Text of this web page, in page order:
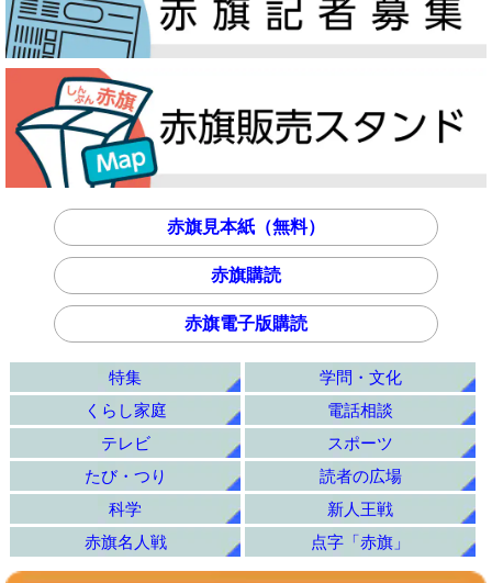
赤旗見本紙（無料）
赤旗購読
赤旗電子版購読
特集
学問・文化
くらし家庭
電話相談
テレビ
スポーツ
たび・つり
読者の広場
科学
新人王戦
赤旗名人戦
点字「赤旗」